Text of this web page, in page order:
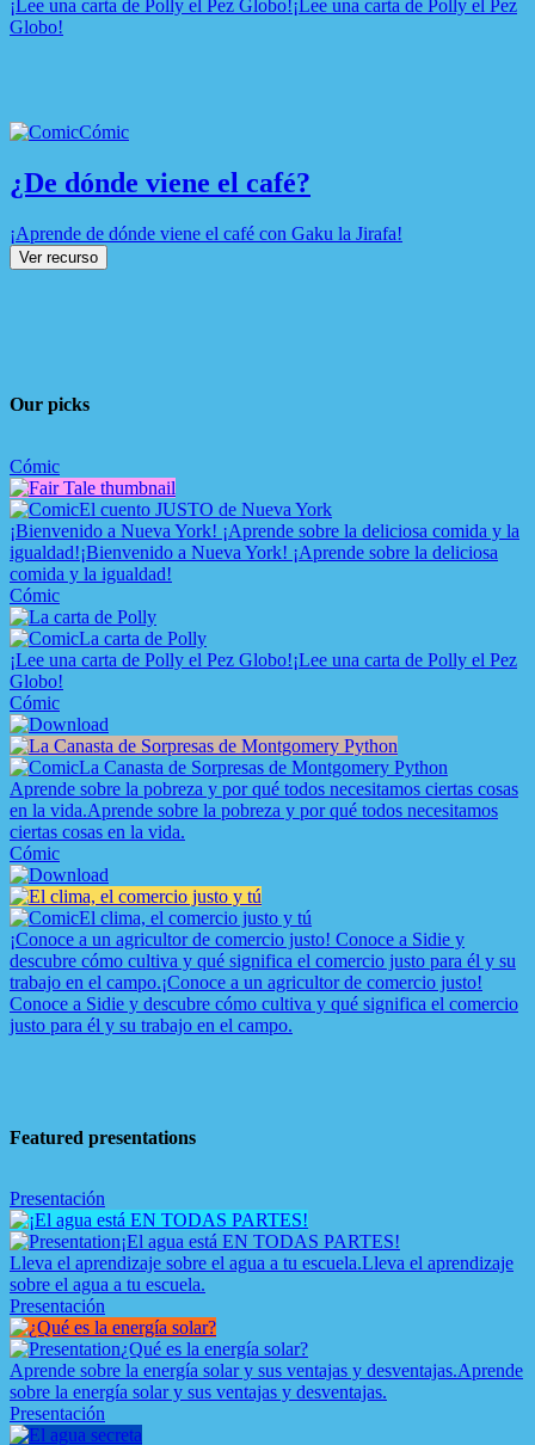
¡Lee una carta de Polly el Pez Globo!¡Lee una carta de Polly el Pez
Globo!
Cómic
¿De dónde viene el café?
¡Aprende de dónde viene el café con Gaku la Jirafa!
Ver recurso
Our picks
Cómic
El cuento JUSTO de Nueva York
¡Bienvenido a Nueva York! ¡Aprende sobre la deliciosa comida y la
igualdad!¡Bienvenido a Nueva York! ¡Aprende sobre la deliciosa
comida y la igualdad!
Cómic
La carta de Polly
¡Lee una carta de Polly el Pez Globo!¡Lee una carta de Polly el Pez
Globo!
Cómic
La Canasta de Sorpresas de Montgomery Python
Aprende sobre la pobreza y por qué todos necesitamos ciertas cosas
en la vida.Aprende sobre la pobreza y por qué todos necesitamos
ciertas cosas en la vida.
Cómic
El clima, el comercio justo y tú
¡Conoce a un agricultor de comercio justo! Conoce a Sidie y
descubre cómo cultiva y qué significa el comercio justo para él y su
trabajo en el campo.¡Conoce a un agricultor de comercio justo!
Conoce a Sidie y descubre cómo cultiva y qué significa el comercio
justo para él y su trabajo en el campo.
Featured presentations
Presentación
¡El agua está EN TODAS PARTES!
Lleva el aprendizaje sobre el agua a tu escuela.Lleva el aprendizaje
sobre el agua a tu escuela.
Presentación
¿Qué es la energía solar?
Aprende sobre la energía solar y sus ventajas y desventajas.Aprende
sobre la energía solar y sus ventajas y desventajas.
Presentación